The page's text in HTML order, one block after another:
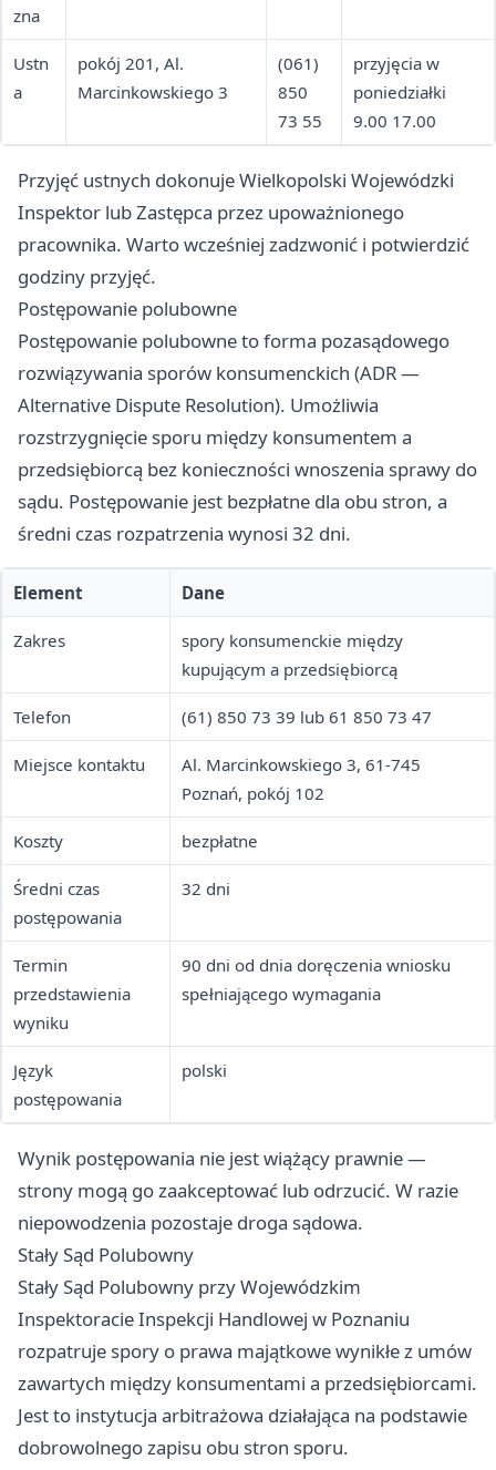
zna
Ustn
a
pokój 201, Al.
Marcinkowskiego 3
(061)
850
73 55
przyjęcia w
poniedziałki
9.00 17.00
Przyjęć ustnych dokonuje Wielkopolski Wojewódzki
Inspektor lub Zastępca przez upoważnionego
pracownika. Warto wcześniej zadzwonić i potwierdzić
godziny przyjęć.
Postępowanie polubowne
Postępowanie polubowne to forma pozasądowego
rozwiązywania sporów konsumenckich (ADR —
Alternative Dispute Resolution). Umożliwia
rozstrzygnięcie sporu między konsumentem a
przedsiębiorcą bez konieczności wnoszenia sprawy do
sądu. Postępowanie jest bezpłatne dla obu stron, a
średni czas rozpatrzenia wynosi 32 dni.
Element Dane
Zakres
spory konsumenckie między
kupującym a przedsiębiorcą
Telefon (61) 850 73 39 lub 61 850 73 47
Miejsce kontaktu
Al. Marcinkowskiego 3, 61-745
Poznań, pokój 102
Koszty bezpłatne
Średni czas
postępowania
32 dni
Termin
przedstawienia
wyniku
90 dni od dnia doręczenia wniosku
spełniającego wymagania
Język
postępowania
polski
Wynik postępowania nie jest wiążący prawnie —
strony mogą go zaakceptować lub odrzucić. W razie
niepowodzenia pozostaje droga sądowa.
Stały Sąd Polubowny
Stały Sąd Polubowny przy Wojewódzkim
Inspektoracie Inspekcji Handlowej w Poznaniu
rozpatruje spory o prawa majątkowe wynikłe z umów
zawartych między konsumentami a przedsiębiorcami.
Jest to instytucja arbitrażowa działająca na podstawie
dobrowolnego zapisu obu stron sporu.